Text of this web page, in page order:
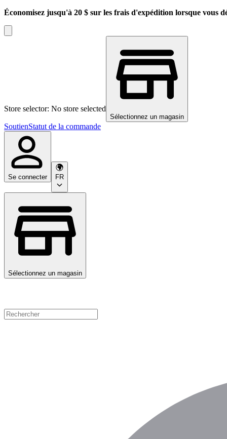
Économisez jusqu'à 20 $ sur les frais d'expédition lorsque vous
Store selector: No store selected
Sélectionnez un magasin
SoutienStatut de la commande
Se connecter FR
Sélectionnez un magasin